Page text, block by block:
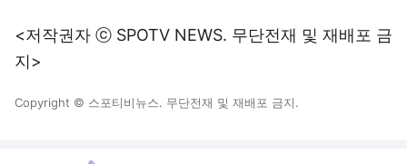
<저작권자 ⓒ SPOTV NEWS. 무단전재 및 재배포 금
지>
Copyright © 스포티비뉴스. 무단전재 및 재배포 금지.